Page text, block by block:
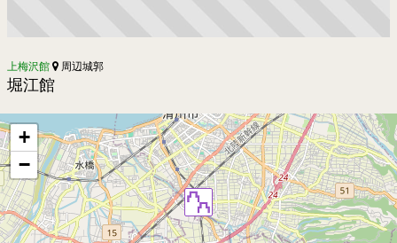
上梅沢館 周辺城郭
堀江館
+
−